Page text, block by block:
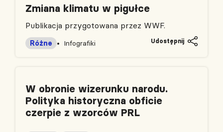
Zmiana klimatu w pigułce
Publikacja przygotowana przez WWF.
Infografiki
Różne Udostępnij
W obronie wizerunku narodu.
Polityka historyczna obficie
czerpie z wzorców PRL